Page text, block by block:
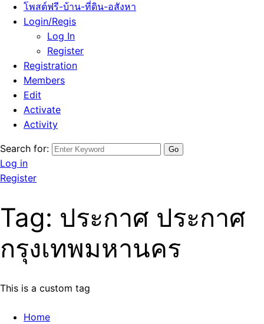
โพสต์ฟรี-บ้าน-ที่ดิน-อสังหา
Login/Regis
Log In
Register
Registration
Members
Edit
Activate
Activity
Search for:
Log in
Register
Tag: ประกาศ ประกาศ
กรุงเทพมหานคร
This is a custom tag
Home